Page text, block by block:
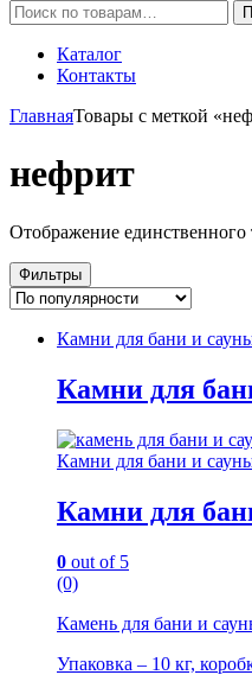
Искать:
Каталог
Контакты
ГлавнаяТовары с меткой
нефрит
Отображение единственного
Фильтры
Камни для бани и
Камни для
Камни для бани и
Камни для
0 out of 5
(0)
Камень для бани и
Упаковка – 10 кг,